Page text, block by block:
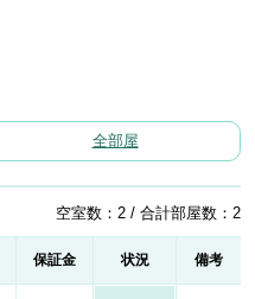
全部屋
空室数：2 / 合計部屋数：2
保証金 状況 備考